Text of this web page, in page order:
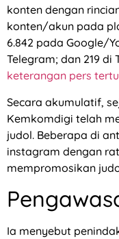
konten dengan
konten/akun pada
6.842 pada Google/
Telegram; dan 219 di
keterangan pers
Secara akumulatif,
Kemkomdigi telah
judol. Beberapa di
instagram dengan
mempromosikan
Ia menyebut